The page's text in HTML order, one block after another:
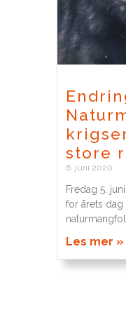
store
6. juni 2020
Fredag 5.
for årets dag
Les mer »